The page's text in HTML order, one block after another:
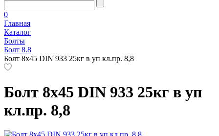
0
Главная
Каталог
Болты
Болт 8.8
Болт 8х45 DIN 933 25кг в уп кл.пр. 8,8
Болт 8х45 DIN 933 25кг в уп
кл.пр. 8,8